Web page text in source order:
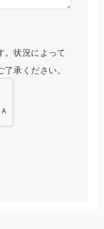
。状況によって
承ください。